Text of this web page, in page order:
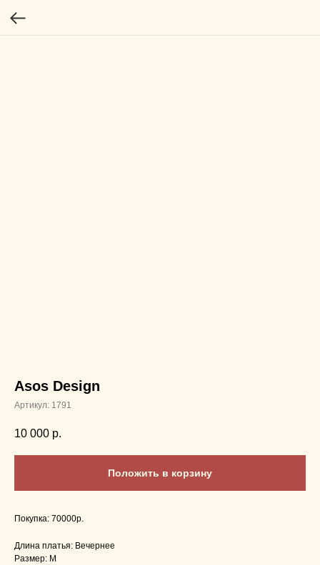
Asos Design
Артикул: 1791
10 000 р.
Положить в корзину
Покупка: 70000р.
Длина платья: Вечернее
Размер: M